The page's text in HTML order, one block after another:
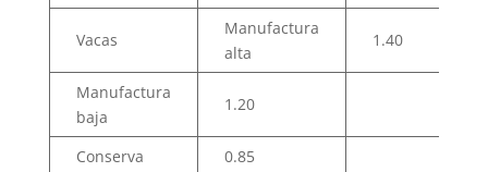
Vacas
Manufactura
alta
1.40
Manufactura
baja
1.20
Conserva 0.85